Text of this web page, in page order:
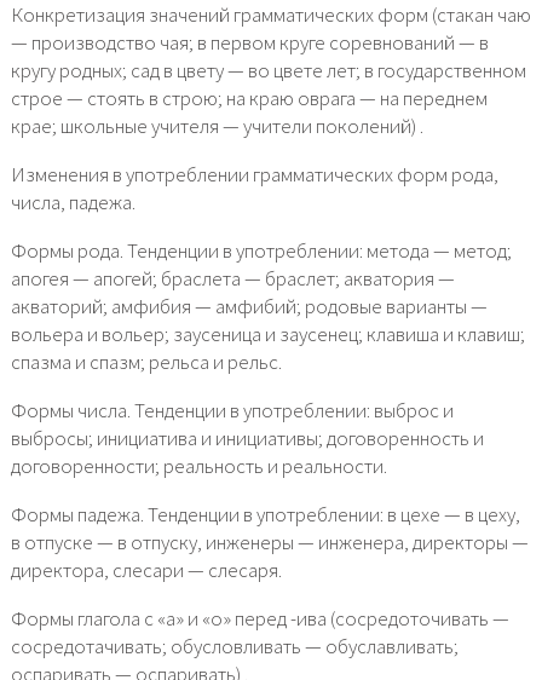
Конкретизация значений грамматических форм (стакан чаю
— производство чая; в первом круге соревнований — в
кругу родных; сад в цвету — во цвете лет; в государственном
строе — стоять в строю; на краю оврага — на переднем
крае; школьные учителя — учители поколений) .
Изменения в употреблении грамматических форм рода,
числа, падежа.
Формы рода. Тенденции в употреблении: метода — метод;
апогея — апогей; браслета — браслет; акватория —
акваторий; амфибия — амфибий; родовые варианты —
вольера и вольер; заусеница и заусенец; клавиша и клавиш;
спазма и спазм; рельса и рельс.
Формы числа. Тенденции в употреблении: выброс и
выбросы; инициатива и инициативы; договоренность и
договоренности; реальность и реальности.
Формы падежа. Тенденции в употреблении: в цехе — в цеху,
в отпуске — в отпуску, инженеры — инженера, директоры —
директора, слесари — слесаря.
Формы глагола с «а» и «о» перед -ива (сосредоточивать —
сосредотачивать; обусловливать — обуславливать;
оспаривать — оспаривать) .